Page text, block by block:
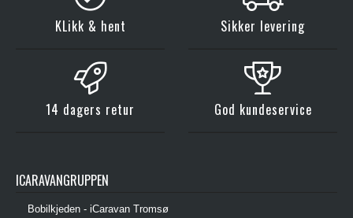
KLikk & hent Sikker levering
14 dagers retur God kundeservice
ICARAVANGRUPPEN
Bobilkjeden - iCaravan Tromsø